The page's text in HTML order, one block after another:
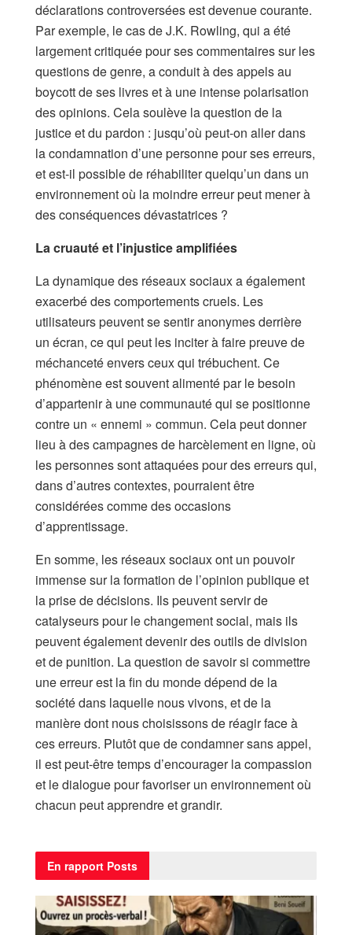
déclarations controversées est devenue courante.
Par exemple, le cas de J.K. Rowling, qui a été
largement critiquée pour ses commentaires sur les
questions de genre, a conduit à des appels au
boycott de ses livres et à une intense polarisation
des opinions. Cela soulève la question de la
justice et du pardon : jusqu’où peut-on aller dans
la condamnation d’une personne pour ses erreurs,
et est-il possible de réhabiliter quelqu’un dans un
environnement où la moindre erreur peut mener à
des conséquences dévastatrices ?
La cruauté et l’injustice amplifiées
La dynamique des réseaux sociaux a également
exacerbé des comportements cruels. Les
utilisateurs peuvent se sentir anonymes derrière
un écran, ce qui peut les inciter à faire preuve de
méchanceté envers ceux qui trébuchent. Ce
phénomène est souvent alimenté par le besoin
d’appartenir à une communauté qui se positionne
contre un « ennemi » commun. Cela peut donner
lieu à des campagnes de harcèlement en ligne, où
les personnes sont attaquées pour des erreurs qui,
dans d’autres contextes, pourraient être
considérées comme des occasions
d’apprentissage.
En somme, les réseaux sociaux ont un pouvoir
immense sur la formation de l’opinion publique et
la prise de décisions. Ils peuvent servir de
catalyseurs pour le changement social, mais ils
peuvent également devenir des outils de division
et de punition. La question de savoir si commettre
une erreur est la fin du monde dépend de la
société dans laquelle nous vivons, et de la
manière dont nous choisissons de réagir face à
ces erreurs. Plutôt que de condamner sans appel,
il est peut-être temps d’encourager la compassion
et le dialogue pour favoriser un environnement où
chacun peut apprendre et grandir.
En rapport Posts